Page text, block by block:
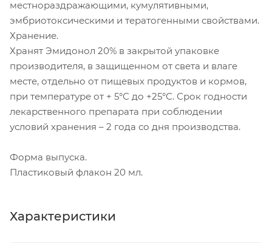
местнораздражающими, кумулятивными,
эмбриотоксическими и тератогенными свойствами.
Хранение.
Хранят Эмидонол 20% в закрытой упаковке
производителя, в защищенном от света и влаге
месте, отдельно от пищевых продуктов и кормов,
при температуре от + 5°С до +25°С. Срок годности
лекарственного препарата при соблюдении
условий хранения – 2 года со дня производства.
Форма выпуска.
Пластиковый флакон 20 мл.
Характеристики